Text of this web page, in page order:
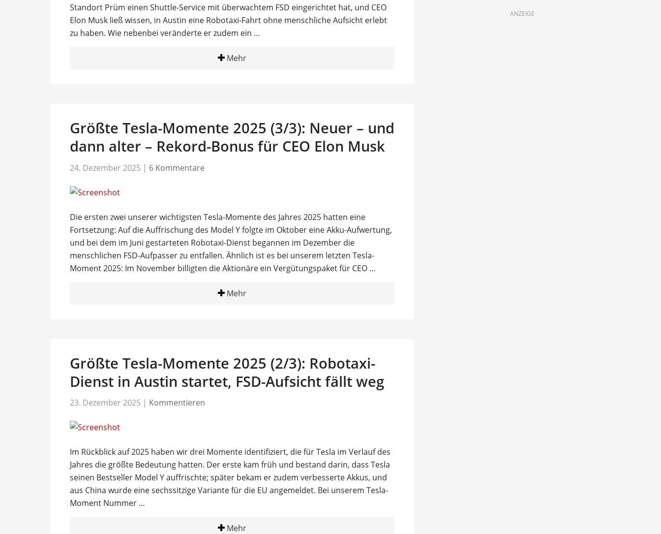
Standort Prüm einen Shuttle-Service mit überwachtem FSD eingerichtet hat, und CEO
Elon Musk ließ wissen, in Austin eine Robotaxi-Fahrt ohne menschliche Aufsicht erlebt
zu haben. Wie nebenbei veränderte er zudem ein …
Mehr
Größte Tesla-Momente 2025 (3/3): Neuer – und
dann alter – Rekord-Bonus für CEO Elon Musk
24. Dezember 2025 | 6 Kommentare
Die ersten zwei unserer wichtigsten Tesla-Momente des Jahres 2025 hatten eine
Fortsetzung: Auf die Auffrischung des Model Y folgte im Oktober eine Akku-Aufwertung,
und bei dem im Juni gestarteten Robotaxi-Dienst begannen im Dezember die
menschlichen FSD-Aufpasser zu entfallen. Ähnlich ist es bei unserem letzten Tesla-
Moment 2025: Im November billigten die Aktionäre ein Vergütungspaket für CEO …
Mehr
Größte Tesla-Momente 2025 (2/3): Robotaxi-
Dienst in Austin startet, FSD-Aufsicht fällt weg
23. Dezember 2025 | Kommentieren
Im Rückblick auf 2025 haben wir drei Momente identifiziert, die für Tesla im Verlauf des
Jahres die größte Bedeutung hatten. Der erste kam früh und bestand darin, dass Tesla
seinen Bestseller Model Y auffrischte; später bekam er zudem verbesserte Akkus, und
aus China wurde eine sechssitzige Variante für die EU angemeldet. Bei unserem Tesla-
Moment Nummer …
Mehr
ANZEIGE